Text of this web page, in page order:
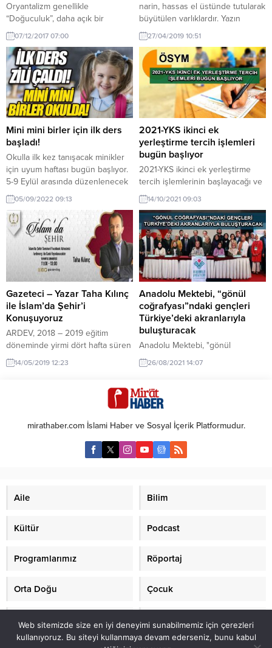
Oryantalizm genellikle
“Doğuculuk”, daha açık bir
ifadeyle Batılıların Doğu hakkında
yaptıkları araştırma-inceleme
faaliyetleri toplamına denmektedir.
Yıl 1529… Osmanlı Ordusu Viyana
kapılarına dayanmıştır. O
dönemde Hıristiyanlar, daha
doğrusu Kilise hamaset duygusu
içerisinde “Tanrı’nın Türklerle
kendilerini imtihan ettiğine” dair
fetvalar vermek suretiyle
“tribünlere oynamıştır”. Oysa tüm
hata ve başarısızlığın nedeni
Kilise’nin kendisinden...
07/12/2017 07:00
narin, hassas el üstünde tutularak
büyütülen varlıklardır. Yazın
sıcağında özel kremi sürülmeden,
şapkası takılmadan, kışın
soğuğunda ise atkısı yüzünü
tamamen örtecek şekilde
kapatılmadan dışarı çıkartılmış bir
çocuk görmek zordur. Hatta
ebeveynlerimiz bazen o kadar
hassastırlar ki “hocam bugün
hava rüzgarlı çocukları bahçede
oynatmazsınız değil mi?, benim
kızım...
27/04/2019 10:51
Mini mini birler için ilk ders
başladı!
Okulla ilk kez tanışacak minikler
için uyum haftası bugün başlıyor.
5-9 Eylül arasında düzenlenecek
uyum sürecinde bu yıl ilk defa
çocuk-aile-öğretmen iş birliğinin
artırılması amacıyla ailelere
yönelik yüz yüze bilgilendirme
toplantısı gerçekleştirilecek.
Öğretmenler toplantıda, okul
ortamı, eğitim-öğretim faaliyetleri,
etkinlikler ve kazanımlar hakkında
velileri bilgilendirecek. VELİ VE
ÖĞRENCİLERE OKUL TANITIMI
5...
05/09/2022 09:13
2021-YKS ikinci ek
yerleştirme tercih işlemleri
bugün başlıyor
2021-YKS ikinci ek yerleştirme
tercih işlemlerinin başlayacağı ve
tercihlerin 18 Ekim'e kadar
yapılabileceği bildirildi.
14/10/2021 09:03
Gazeteci – Yazar Taha Kılınç
ile İslam’da Şehir’i
Konuşuyoruz
ARDEV, 2018 – 2019 eğitim
döneminde yirmi dört hafta süren
“İslam’da” seminelerinin yanında
İngilizce, Arapça Konuşma Kulübü
katılımcıya ulaştı. İlahiyatçı – Yazar
Ali Rıza Demircan önderliğinde
İslami alandaki faaliyetlerine
devam eden ARDEV başarı ile
sürdürüğü 2018 – 2019 eğitim
dönemini güzel bir etkinlikle
14/05/2019 12:23
Anadolu Mektebi, “gönül
coğrafyası”ndaki gençleri
Türkiye’deki akranlarıyla
buluşturacak
Anadolu Mektebi, "gönül
coğrafyası"ndaki gençleri
Türkiye'deki akranlarıyla
26/08/2021 14:07
mirathaber.com İslami Haber ve Sosyal İçerik Platformudur.
Aile Bilim
Kültür Podcast
Programlarımız Röportaj
Orta Doğu Çocuk
Mirat TV Makaleler
Web sitemizde size en iyi deneyimi sunabilmemiz için çerezleri
kullanıyoruz. Bu siteyi kullanmaya devam ederseniz, bunu kabul